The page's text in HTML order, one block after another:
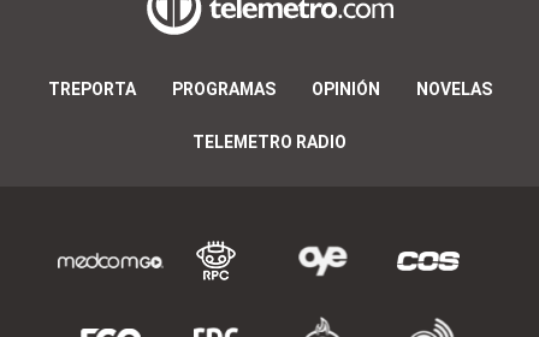
TREPORTA PROGRAMAS OPINIÓN NOVELAS
TELEMETRO RADIO